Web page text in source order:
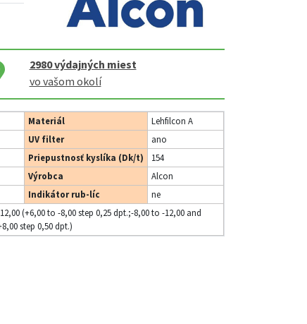
2980výdajných miest
vo vašom okolí
Materiál
Lehfilcon A
UV filter
ano
Priepustnosť kyslíka (Dk/t)
154
Výrobca
Alcon
Indikátor rub-líc
ne
(+6,00 to -8,00 step 0,25 dpt.;-8,00 to -12,00 and
step 0,50 dpt.)